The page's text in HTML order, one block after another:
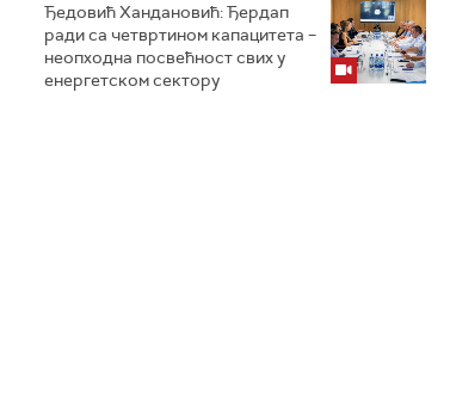
Ђедовић Хандановић: Ђердап
ради са четвртином капацитета –
неопходна посвећност свих у
енергетском сектору